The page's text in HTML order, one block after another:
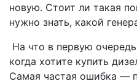
новую. Стоит ли такая
нужно знать, какой
На что в первую
когда хотите купить
Самая частая ошибка —